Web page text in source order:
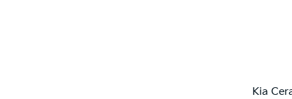
Kia